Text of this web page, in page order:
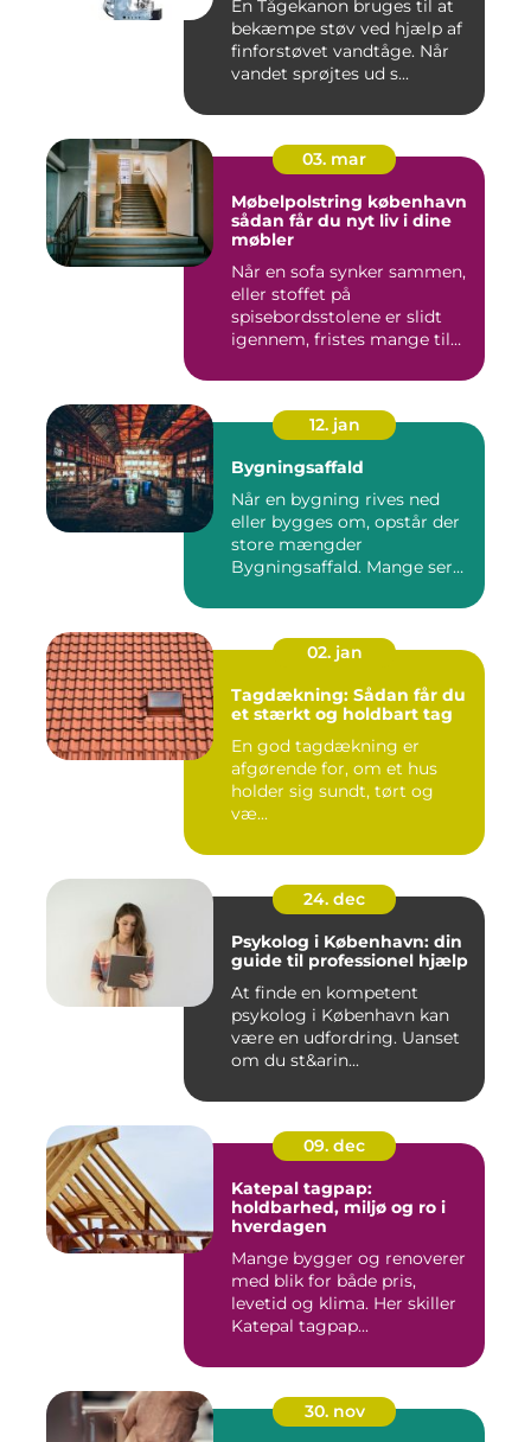
En Tågekanon bruges til at
bekæmpe støv ved hjælp af
finforstøvet vandtåge. Når
vandet sprøjtes ud s...
03. mar
Møbelpolstring københavn
sådan får du nyt liv i dine
møbler
Når en sofa synker sammen,
eller stoffet på
spisebordsstolene er slidt
igennem, fristes mange til
12. jan
Bygningsaffald
Når en bygning rives ned
eller bygges om, opstår der
store mængder
Bygningsaffald. Mange ser
02. jan
Tagdækning: Sådan får du
et stærkt og holdbart tag
En god tagdækning er
afgørende for, om et hus
holder sig sundt, tørt og
væ...
24. dec
Psykolog i København: din
guide til professionel hjælp
At finde en kompetent
psykolog i København kan
være en udfordring. Uanset
om du st&arin...
09. dec
Katepal tagpap:
holdbarhed, miljø og ro i
hverdagen
Mange bygger og renoverer
med blik for både pris,
levetid og klima. Her skiller
Katepal tagpap...
30. nov